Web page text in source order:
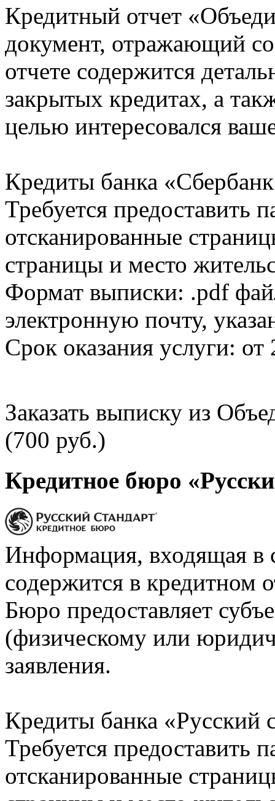
Кредитный отчет
документ, отражающий
отчете содержится
закрытых кредитах, а
целью интересовался
Кредиты банка
Требуется предоставить
отсканированные
страницы и место
Формат выписки: .pdf
электронную почту,
Срок оказания услуги: от
Заказать выписку из
(700 руб.)
Кредитное бюро
Информация, входящая в
содержится в кредитном
Бюро предоставляет
(физическому или
заявления.
Кредиты банка «Русский
Требуется предоставить
отсканированные